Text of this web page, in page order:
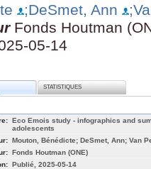
;DeSmet, Ann
Fonds Houtman
05-14
STATISTIQUES
Eco Emois study - infographics and
adolescents
Mouton, Bénédicte; DeSmet, Ann; Van
Fonds Houtman (ONE)
Publié, 2025-05-14